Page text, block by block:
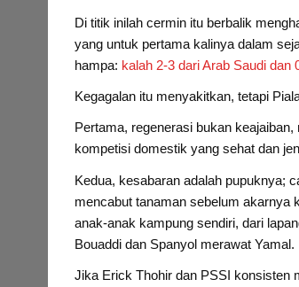
Di titik inilah cermin itu berbalik
yang untuk pertama kalinya dalam
hampa: kalah 2-3 dari Arab Saudi
Kegagalan itu menyakitkan, tetapi
Pertama, regenerasi bukan
kompetisi domestik yang sehat dan
Kedua, kesabaran adalah pupuknya;
mencabut tanaman sebelum akarnya
anak-anak kampung sendiri, dari
Bouaddi dan Spanyol merawat Yamal.
Jika Erick Thohir dan PSSI konsisten